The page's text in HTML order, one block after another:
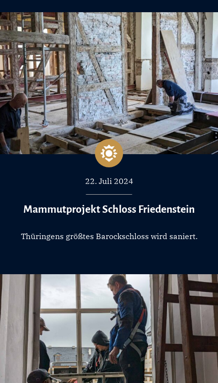
22. Juli 2024
Mammutprojekt Schloss Friedenstein
Thüringens größtes Barockschloss wird saniert.